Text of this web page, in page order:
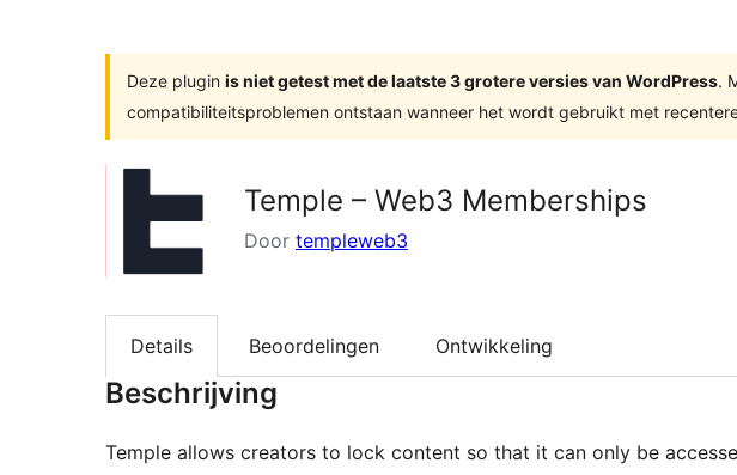
Deze plugin is niet getest met de laatste 3 grotere versies van WordPress.
compatibiliteitsproblemen ontstaan wanneer het wordt gebruikt met
Temple – Web3 Memberships
Door templeweb3
Details Beoordelingen Ontwikkeling
Beschrijving
Temple allows creators to lock content so that it can only be